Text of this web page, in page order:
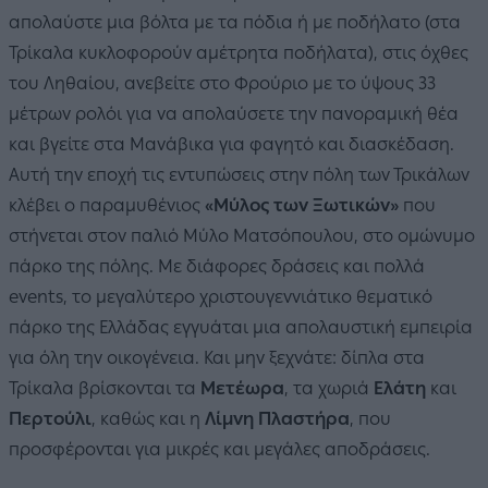
απολαύστε μια βόλτα με τα πόδια ή με ποδήλατο (στα
Τρίκαλα κυκλοφορούν αμέτρητα ποδήλατα), στις όχθες
του Ληθαίου, ανεβείτε στο Φρούριο με το ύψους 33
μέτρων ρολόι για να απολαύσετε την πανοραμική θέα
και βγείτε στα Μανάβικα για φαγητό και διασκέδαση.
Αυτή την εποχή τις εντυπώσεις στην πόλη των Τρικάλων
κλέβει ο παραμυθένιος «Μύλος των Ξωτικών» που
στήνεται στον παλιό Μύλο Ματσόπουλου, στο ομώνυμο
πάρκο της πόλης. Με διάφορες δράσεις και πολλά
events, το μεγαλύτερο χριστουγεννιάτικο θεματικό
πάρκο της Ελλάδας εγγυάται μια απολαυστική εμπειρία
για όλη την οικογένεια. Και μην ξεχνάτε: δίπλα στα
Τρίκαλα βρίσκονται τα Μετέωρα, τα χωριά Ελάτη και
Περτούλι, καθώς και η Λίμνη Πλαστήρα, που
προσφέρονται για μικρές και μεγάλες αποδράσεις.